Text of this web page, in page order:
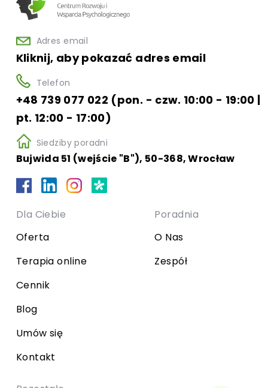
Adres email
Kliknij, aby pokazać adres email
Telefon
+48 739 077 022 (pon. - czw. 10:00 - 19:00 |
pt. 12:00 - 17:00)
Siedziby poradni
Bujwida 51 (wejście "B"), 50-368, Wrocław
Dla Ciebie
Oferta
Terapia online
Cennik
Blog
Umów się
Kontakt
Poradnia
O Nas
Zespół